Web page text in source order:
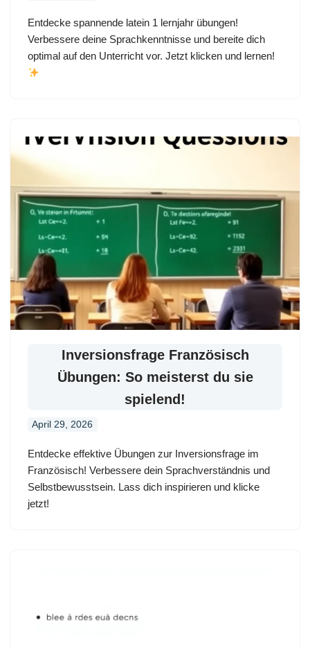
Entdecke spannende latein 1 lernjahr übungen!
Verbessere deine Sprachkenntnisse und bereite dich
optimal auf den Unterricht vor. Jetzt klicken und lernen!
Inversionsfrage Französisch
Übungen: So meisterst du sie
spielend!
April 29, 2026
Entdecke effektive Übungen zur Inversionsfrage im
Französisch! Verbessere dein Sprachverständnis und
Selbstbewusstsein. Lass dich inspirieren und klicke
jetzt!